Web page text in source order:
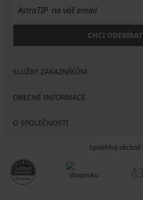
CHCI ODEBÍRAT
SLUŽBY ZÁKAZNÍKŮM
OBECNÉ INFORMACE
O SPOLEČNOSTI
Spolehlivý obchod